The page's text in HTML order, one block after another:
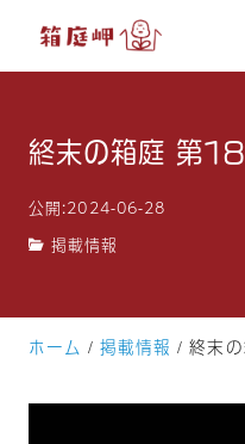
終末の箱庭 第
公開:2024-06-28
掲載情報
ホーム 掲載情報 終末